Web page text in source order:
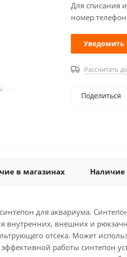
Для списания
номер
Уведомить
Рассчитать
Поделиться
в магазинах Наличие
для аквариума.
внутренних, внешних и
отсека. Может
работы синтепон